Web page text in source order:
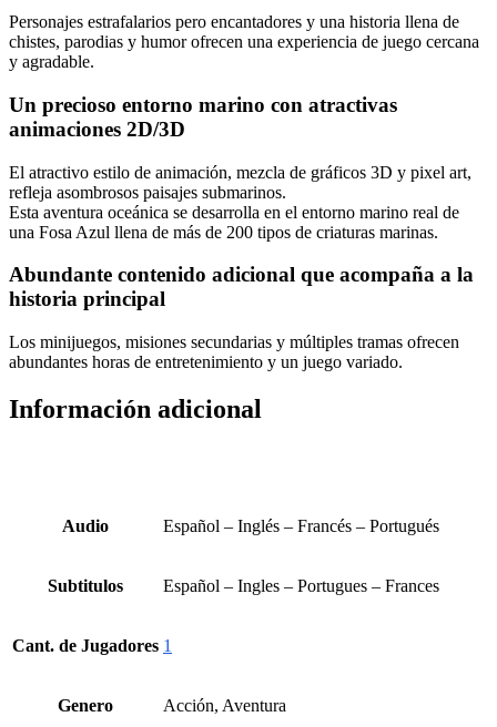
Personajes estrafalarios pero encantadores y una historia llena de
chistes, parodias y humor ofrecen una experiencia de juego cercana
y agradable.
Un precioso entorno marino con atractivas
animaciones 2D/3D
El atractivo estilo de animación, mezcla de gráficos 3D y pixel art,
refleja asombrosos paisajes submarinos.
Esta aventura oceánica se desarrolla en el entorno marino real de
una Fosa Azul llena de más de 200 tipos de criaturas marinas.
Abundante contenido adicional que acompaña a la
historia principal
Los minijuegos, misiones secundarias y múltiples tramas ofrecen
abundantes horas de entretenimiento y un juego variado.
Información adicional
Audio Español – Inglés – Francés – Portugués
Subtitulos Español – Ingles – Portugues – Frances
Cant. de Jugadores 1
Genero Acción, Aventura